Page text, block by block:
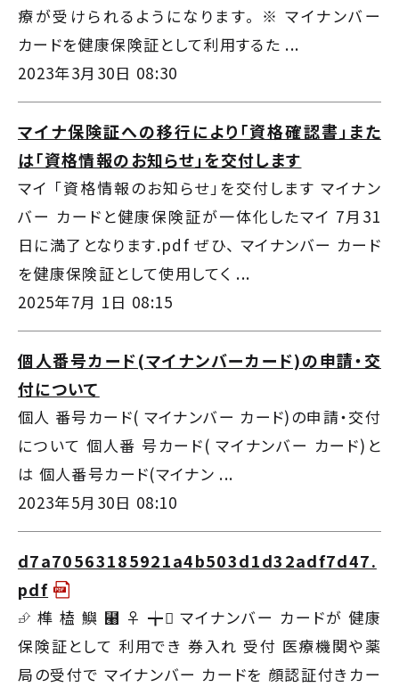
療が受けられるようになります。 ※ マイナンバー
カードを健康保険証として利用するた ...
2023年3月30日 08:30
マイナ保険証への移行により「資格確認書」また
は「資格情報のお知らせ」を交付します
マイ 「資格情報のお知らせ」を交付します マイナン
バー カードと健康保険証が一体化したマイ 7月31
日に満了となります.pdf ぜひ、 マイナンバー カード
を健康保険証として使用してく ...
2025年7月 1日 08:15
個人番号カード(マイナンバーカード)の申請・交
付について
個人 番号カード( マイナンバー カード)の申請・交付
について 個人番 号カード( マイナンバー カード)と
は 個人番号カード(マイナン ...
2023年5月30日 08:10
d7a70563185921a4b503d1d32adf7d47.
pdf
⮵ 榫 榼 鱮 ⹨ ♀ ╈ マイナンバー カードが 健康
保険証として 利用でき 券入れ 受付 医療機関や薬
局の受付で マイナンバー カードを 顔認証付きカー